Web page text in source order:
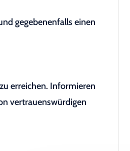
gegebenenfalls einen
erreichen. Informieren
vertrauenswürdigen